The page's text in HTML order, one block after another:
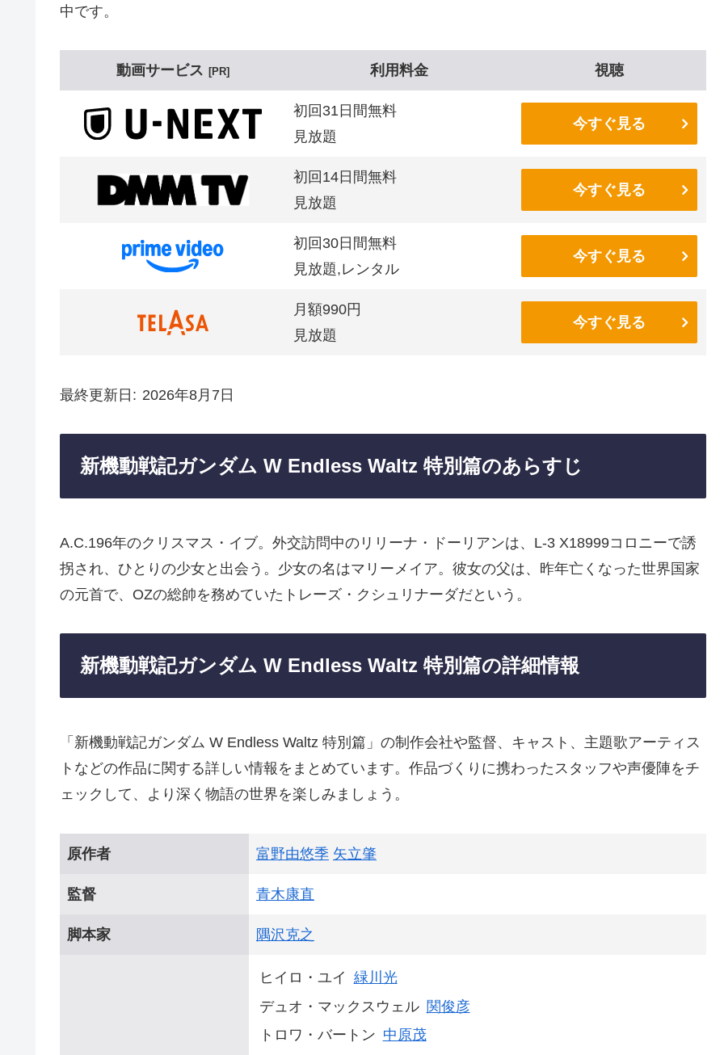
中です。
動画サービス PR 利用料金 視聴
初回31日間無料
見放題
今すぐ見る
初回14日間無料
見放題
今すぐ見る
初回30日間無料
見放題,レンタル
今すぐ見る
月額990円
見放題
今すぐ見る
最終更新日 2026年8月7日
新機動戦記ガンダム W Endless Waltz 特別篇のあらすじ
A.C.196年のクリスマス・イブ。外交訪問中のリリーナ・ドーリアンは、L-3 X18999コロニーで誘
拐され、ひとりの少女と出会う。少女の名はマリーメイア。彼女の父は、昨年亡くなった世界国家
の元首で、OZの総帥を務めていたトレーズ・クシュリナーダだという。
新機動戦記ガンダム W Endless Waltz 特別篇の詳細情報
「新機動戦記ガンダム W Endless Waltz 特別篇」の制作会社や監督、キャスト、主題歌アーティス
トなどの作品に関する詳しい情報をまとめています。作品づくりに携わったスタッフや声優陣をチ
ェックして、より深く物語の世界を楽しみましょう。
原作者 富野由悠季 矢立肇
監督 青木康直
脚本家 隅沢克之
ヒイロ・ユイ 緑川光
デュオ・マックスウェル 関俊彦
トロワ・バートン 中原茂